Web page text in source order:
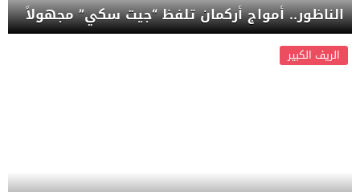
الناظور.. أمواج أركمان تلفظ “جيت سكي” مجهولاً
الريف الكبير